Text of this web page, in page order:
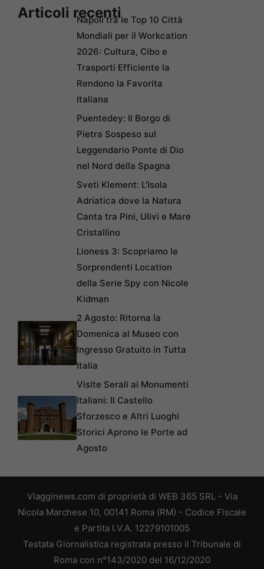
Articoli recentiNapoli tra le Top 10 Città
Mondiali per il Workcation
2026: Cultura, Cibo e
Trasporti Efficiente la
Rendono la Favorita
Italiana
Puentedey: Il Borgo di
Pietra Sospeso sul
Leggendario Ponte di Dio
nel Nord della Spagna
Sveti Klement: L’Isola
Adriatica dove la Natura
Canta tra Pini, Ulivi e Mare
Cristallino
Lioness 3: Scopriamo le
Sorprendenti Location
della Serie Spy con Nicole
Kidman
2 Agosto: Ritorna la
Domenica al Museo con
Ingresso Gratuito in Tutta
Italia
Visite Serali ai Monumenti
Italiani: Il Castello
Sforzesco e Altri Luoghi
Storici Aprono le Porte ad
Agosto
Viagginews.com di proprietà di WEB 365 SRL - Via
Nicola Marchese 10, 00141 Roma (RM) - Codice Fiscale
e Partita I.V.A. 12279101005
Testata Giornalistica registrata presso il Tribunale di
Roma con n°143/2020 del 16/12/2020